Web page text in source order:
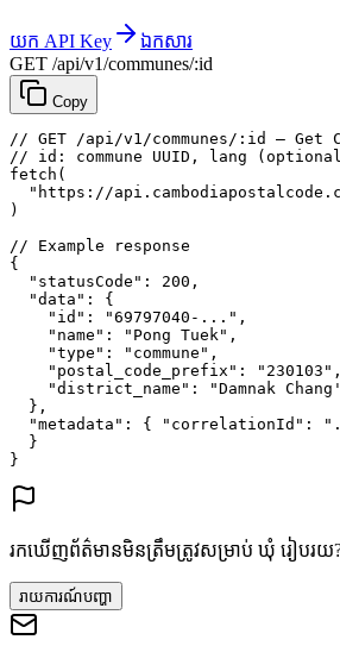
យក API Key
ឯកសារ
GET /api/v1/communes/:id
Copy
// GET /api/v1/communes/:id — Get
// id: commune UUID, lang
fetch (
"https://
)
// Example response
{
"statusCode" : 200 ,
"data" : {
"id" : "69797040-..." ,
"name" : "Pong Tuek" ,
"type" : "commune" ,
"postal_code_prefix" : "230103" ,
"district_name" :
"Damnak
},
"metadata" : { "correlationId" :
}
}
រកឃើញព័ត៌មានមិនត្រឹមត្រូវសម្រាប់ ឃុំ រៀបរយ
រាយការណ៍បញ្ហា